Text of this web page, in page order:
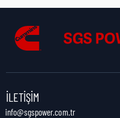
Nakliye Uzunluğu:
İLETIŞIM
info@sgspower.com.tr